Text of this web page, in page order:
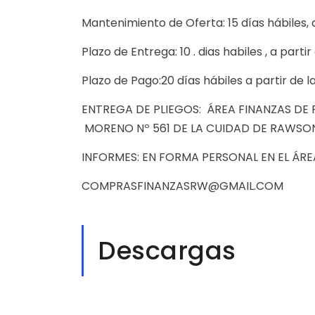
Mantenimiento de Oferta: 15 días
Plazo de Entrega: 10 . dias habiles , a
Plazo de Pago:20 días hábiles a partir
ENTREGA DE PLIEGOS: ÁREA FINANZAS
MORENO Nº 561 DE LA CUIDAD DE
INFORMES: EN FORMA PERSONAL EN EL
COMPRASFINANZASRW@GMAIL.COM
Descargas